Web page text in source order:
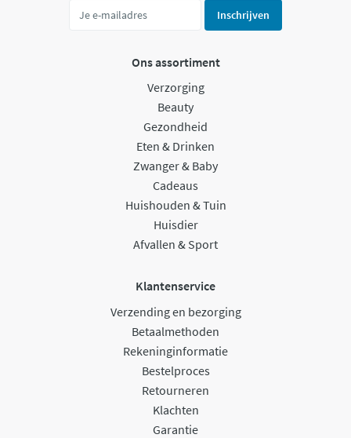
Inschrijven
Ons assortiment
Verzorging
Beauty
Gezondheid
Eten & Drinken
Zwanger & Baby
Cadeaus
Huishouden & Tuin
Huisdier
Afvallen & Sport
Klantenservice
Verzending en bezorging
Betaalmethoden
Rekeninginformatie
Bestelproces
Retourneren
Klachten
Garantie